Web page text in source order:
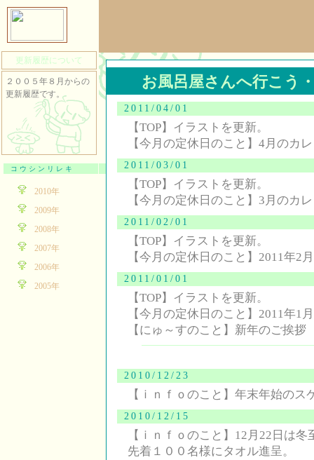
更新履歴について
２００５年８月からの
更新履歴です。
コウシンリレキ
2010年
2009年
2008年
2007年
2006年
2005年
お風呂屋さんへ行こう
2011/04/01
【TOP】イラストを更新。
【今月の定休日のこと】4月のカ
2011/03/01
【TOP】イラストを更新。
【今月の定休日のこと】3月のカ
2011/02/01
【TOP】イラストを更新。
【今月の定休日のこと】2011年2
2011/01/01
【TOP】イラストを更新。
【今月の定休日のこと】2011年1
【にゅ～すのこと】新年のご挨拶
2010/12/23
【ｉｎｆｏのこと】年末年始のス
2010/12/15
【ｉｎｆｏのこと】12月22日は冬
先着１００名様にタオル進呈。